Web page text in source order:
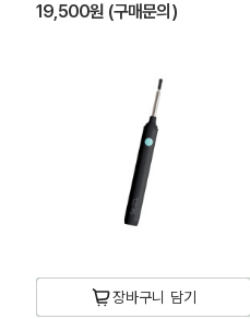
19,500원 (구매문의)
장바구니 담기